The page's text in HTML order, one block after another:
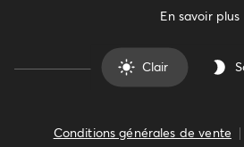
En savoir plus
Clair
Conditions générales de vente